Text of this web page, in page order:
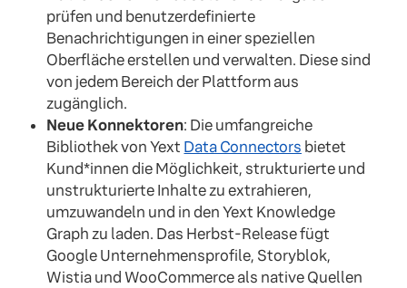
prüfen und benutzerdefinierte
Benachrichtigungen in einer speziellen
Oberfläche erstellen und verwalten. Diese sind
von jedem Bereich der Plattform aus
zugänglich.
NeueKonnektoren: Die umfangreiche
Bibliothek von Yext Data Connectors bietet
Kund*innen die Möglichkeit, strukturierte und
unstrukturierte Inhalte zu extrahieren,
umzuwandeln und in den Yext Knowledge
Graph zu laden. Das Herbst-Release fügt
Google Unternehmensprofile, Storyblok,
Wistia und WooCommerce als native Quellen